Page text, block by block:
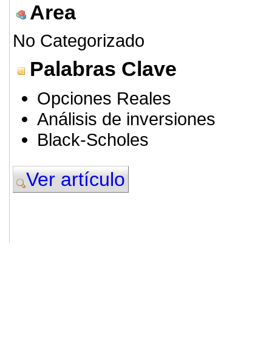
Area
No Categorizado
Palabras Clave
Opciones Reales
Análisis de inversiones
Black-Scholes
Ver artículo